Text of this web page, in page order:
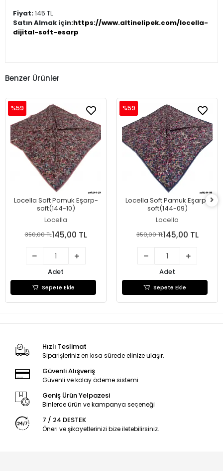
Fiyat:145 TL
Satın Almak için:https://www.altinelipek.com/locella-
dijital-soft-esarp
Benzer Ürünler
Locella Soft Pamuk Eşarp-
soft(144-10)
Locella
%59
350,00 TL145,00 TL
Adet
Sepete Ekle
Locella Soft Pamuk Eşarp-
soft(144-09)
Locella
%59
350,00 TL145,00 TL
Adet
Sepete Ekle
Hızlı Teslimat
Siparişleriniz en kısa sürede elinize ulaşır.
Güvenli Alışveriş
Güvenli ve kolay ödeme sistemi
Geniş Ürün Yelpazesi
Binlerce ürün ve kampanya seçeneği
7 / 24 DESTEK
Öneri ve şikayetlerinizi bize iletebilirsiniz.